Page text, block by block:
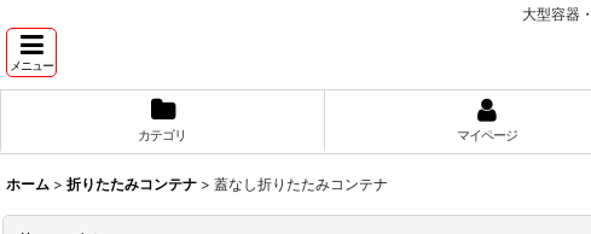
大型容器
メニュー
カテゴリ マイページ
ホーム > 折りたたみコンテナ > 蓋なし折りたたみコンテナ